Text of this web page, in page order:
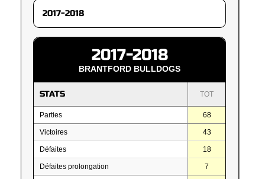
2017-2018
BRANTFORD BULLDOGS
STATS TOT
Parties 68
Victoires 43
Défaites 18
Défaites prolongation 7